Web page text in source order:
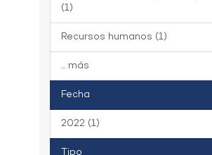
(1)
Recursos humanos (1)
... más
Fecha
2022 (1)